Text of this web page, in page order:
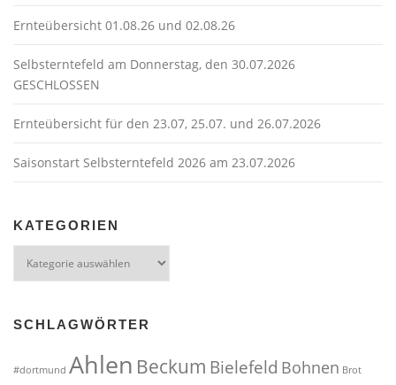
Ernteübersicht 01.08.26 und 02.08.26
Selbsterntefeld am Donnerstag, den 30.07.2026
GESCHLOSSEN
Ernteübersicht für den 23.07, 25.07. und 26.07.2026
Saisonstart Selbsterntefeld 2026 am 23.07.2026
KATEGORIEN
SCHLAGWÖRTER
#dortmund Ahlen Beckum Bielefeld Bohnen Brot